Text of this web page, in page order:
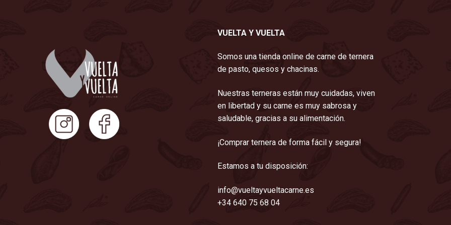
VUELTA Y VUELTA
Somos una tienda online de carne de ternera
de pasto, quesos y chacinas.
Nuestras terneras están muy cuidadas, viven
en libertad y su carne es muy sabrosa y
saludable, gracias a su alimentación.
¡Comprar ternera de forma fácil y segura!
Estamos a tu disposición:
info@vueltayvueltacarne.es
+34 640 75 68 04